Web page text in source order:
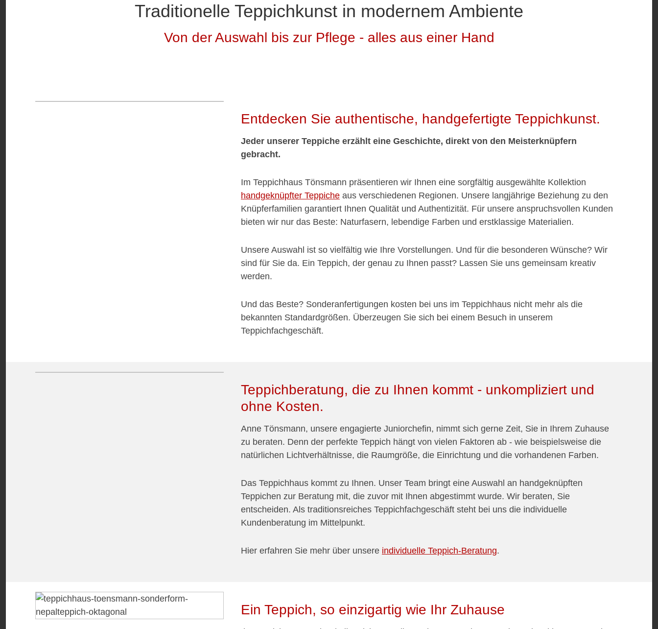
Traditionelle Teppichkunst in modernem Ambiente
Von der Auswahl bis zur Pflege - alles aus einer Hand
Entdecken Sie authentische, handgefertigte Teppichkunst.
Jeder unserer Teppiche erzählt eine Geschichte, direkt von den Meisterknüpfern
gebracht.
Im Teppichhaus Tönsmann präsentieren wir Ihnen eine sorgfältig ausgewählte Kollektion
handgeknüpfter Teppicheaus verschiedenen Regionen. Unsere langjährige Beziehung zu den
Knüpferfamilien garantiert Ihnen Qualität und Authentizität. Für unsere anspruchsvollen Kunden
bieten wir nur das Beste: Naturfasern, lebendige Farben und erstklassige Materialien.
Unsere Auswahl ist so vielfältig wie Ihre Vorstellungen. Und für die besonderen Wünsche? Wir
sind für Sie da. Ein Teppich, der genau zu Ihnen passt? Lassen Sie uns gemeinsam kreativ
werden.
Und das Beste? Sonderanfertigungen kosten bei uns im Teppichhaus nicht mehr als die
bekannten Standardgrößen. Überzeugen Sie sich bei einem Besuch in unserem
Teppichfachgeschäft.
Teppichberatung, die zu Ihnen kommt - unkompliziert und
ohne Kosten.
Anne Tönsmann, unsere engagierte Juniorchefin, nimmt sich gerne Zeit, Sie in Ihrem Zuhause
zu beraten. Denn der perfekte Teppich hängt von vielen Faktoren ab - wie beispielsweise die
natürlichen Lichtverhältnisse, die Raumgröße, die Einrichtung und die vorhandenen Farben.
Das Teppichhaus kommt zu Ihnen. Unser Team bringt eine Auswahl an handgeknüpften
Teppichen zur Beratung mit, die zuvor mit Ihnen abgestimmt wurde. Wir beraten, Sie
entscheiden. Als traditionsreiches Teppichfachgeschäft steht bei uns die individuelle
Kundenberatung im Mittelpunkt.
Hier erfahren Sie mehr über unsere individuelle Teppich-Beratung.
Ein Teppich, so einzigartig wie Ihr Zuhause